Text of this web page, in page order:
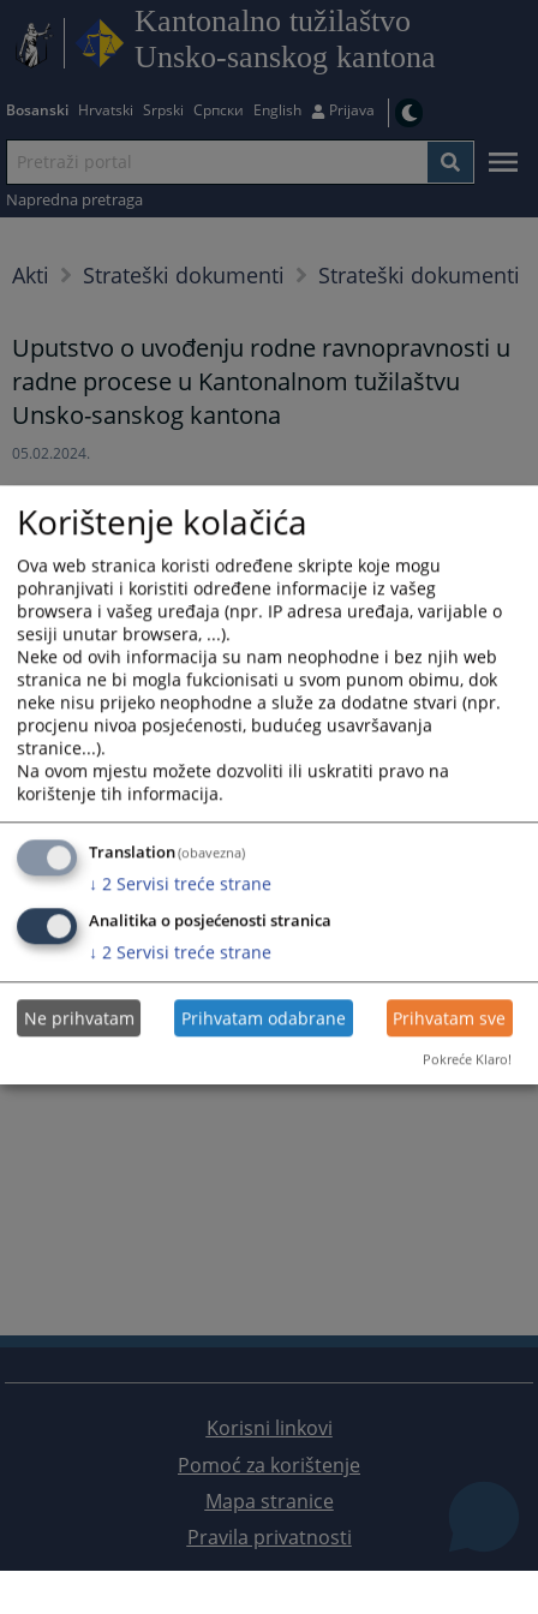
Kantonalno tužilaštvo
Unsko-sanskog kantona
Bosanski Hrvatski Srpski Српски English Prijava
Napredna pretraga
Akti Strateški dokumenti Strateški dokumenti
Uputstvo o uvođenju rodne ravnopravnosti u
radne procese u Kantonalnom tužilaštvu
Unsko-sanskog kantona
05.02.2024.
Kantonalnom tužilaštvu Unsko-sanskog kantona, broj: A-534/23
od 29.12.2023.godine
Prikazana vijest je na: Bosanski jezik
Prateći dokumenti
Uputstvo o uvođenju rodne ravnopravnosti u radne
procese u Kantonalnom tužilaštvu USK
686
Korisni linkovi
Pomoć za korištenje
Mapa stranice
Pravila privatnosti
Korištenje kolačića
Ova web stranica koristi određene skripte koje mogu
pohranjivati i koristiti određene informacije iz vašeg
browsera i vašeg uređaja (npr. IP adresa uređaja, varijable o
sesiji unutar browsera, ...).
Neke od ovih informacija su nam neophodne i bez njih web
stranica ne bi mogla fukcionisati u svom punom obimu, dok
neke nisu prijeko neophodne a služe za dodatne stvari (npr.
procjenu nivoa posjećenosti, budućeg usavršavanja
stranice...).
Na ovom mjestu možete dozvoliti ili uskratiti pravo na
korištenje tih informacija.
Translation(obavezna)
↓ 2 Servisi treće strane
Analitika o posjećenosti stranica
↓ 2 Servisi treće strane
Ne prihvatam Prihvatam odabrane Prihvatam sve
Pokreće Klaro!